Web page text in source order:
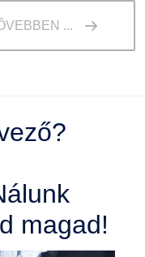
...
magad!